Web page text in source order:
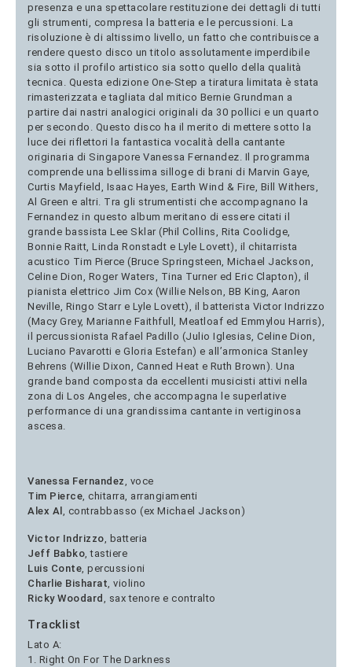
presenza e una spettacolare restituzione dei dettagli di tutti
gli strumenti, compresa la batteria e le percussioni. La
risoluzione è di altissimo livello, un fatto che contribuisce a
rendere questo disco un titolo assolutamente imperdibile
sia sotto il profilo artistico sia sotto quello della qualità
tecnica. Questa edizione One-Step a tiratura limitata è stata
rimasterizzata e tagliata dal mitico Bernie Grundman a
partire dai nastri analogici originali da 30 pollici e un quarto
per secondo. Questo disco ha il merito di mettere sotto la
luce dei riflettori la fantastica vocalità della cantante
originaria di Singapore Vanessa Fernandez. Il programma
comprende una bellissima silloge di brani di Marvin Gaye,
Curtis Mayfield, Isaac Hayes, Earth Wind & Fire, Bill Withers,
Al Green e altri. Tra gli strumentisti che accompagnano la
Fernandez in questo album meritano di essere citati il
grande bassista Lee Sklar (Phil Collins, Rita Coolidge,
Bonnie Raitt, Linda Ronstadt e Lyle Lovett), il chitarrista
acustico Tim Pierce (Bruce Springsteen, Michael Jackson,
Celine Dion, Roger Waters, Tina Turner ed Eric Clapton), il
pianista elettrico Jim Cox (Willie Nelson, BB King, Aaron
Neville, Ringo Starr e Lyle Lovett), il batterista Victor Indrizzo
(Macy Grey, Marianne Faithfull, Meatloaf ed Emmylou Harris),
il percussionista Rafael Padillo (Julio Iglesias, Celine Dion,
Luciano Pavarotti e Gloria Estefan) e all’armonica Stanley
Behrens (Willie Dixon, Canned Heat e Ruth Brown). Una
grande band composta da eccellenti musicisti attivi nella
zona di Los Angeles, che accompagna le superlative
performance di una grandissima cantante in vertiginosa
ascesa.
Vanessa Fernandez , voce
Tim Pierce , chitarra, arrangiamenti
Alex Al , contrabbasso (ex Michael Jackson)
Victor Indrizzo , batteria
Jeff Babko , tastiere
Luis Conte , percussioni
Charlie Bisharat , violino
Ricky Woodard , sax tenore e contralto
Tracklist
Lato A:
1. Right On For The Darkness